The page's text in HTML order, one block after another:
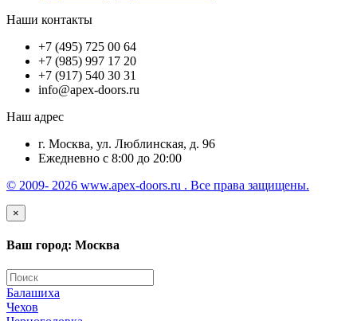
Наши контакты
+7 (495) 725 00 64
+7 (985) 997 17 20
+7 (917) 540 30 31
info@apex-doors.ru
Наш адрес
г. Москва, ул. Люблинская, д. 96
Ежедневно с 8:00 до 20:00
© 2009- 2026 www.apex-doors.ru . Все права защищены.
×
Ваш город: Москва
Балашиха
Чехов